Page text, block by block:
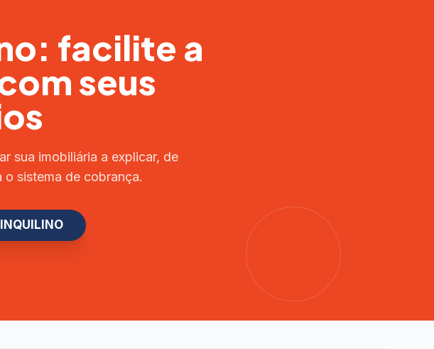
facilite a
seus
sua imobiliária a explicar, de
sistema de cobrança.